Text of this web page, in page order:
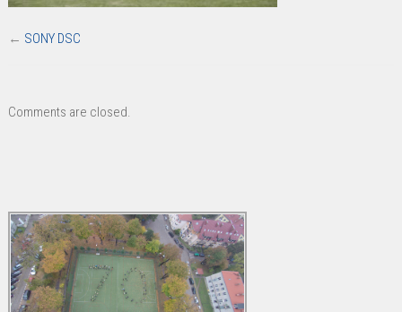
← SONY DSC
Comments are closed.